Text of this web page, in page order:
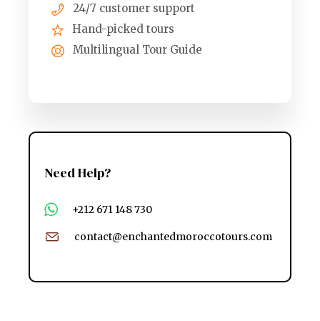
24/7 customer support
Hand-picked tours
Multilingual Tour Guide
Need Help?
+212 671 148 730
contact@enchantedmoroccotours.com